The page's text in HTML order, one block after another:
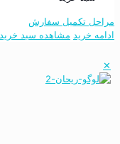
مراحل تکمیل سفارش
ادامه خرید مشاهده سبد خرید
✕